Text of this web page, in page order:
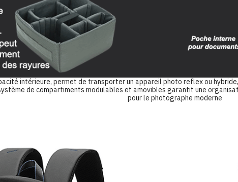
intérieure, permet de transporter un appareil photo reflex ou
de compartiments modulables et amovibles garantit une
pour le photographe moderne